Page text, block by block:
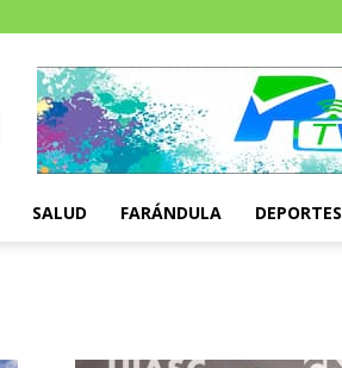
SALUD FARÁNDULA DEPORTES